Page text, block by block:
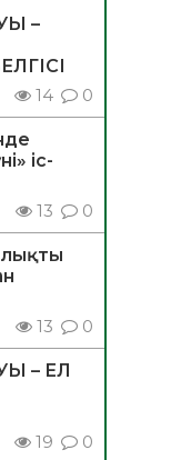
–
14 0
іс-
13 0
13 0
– ЕЛ
19 0